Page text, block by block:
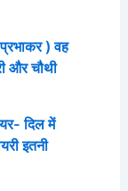
) वह
और चौथी
दिल में
इतनी